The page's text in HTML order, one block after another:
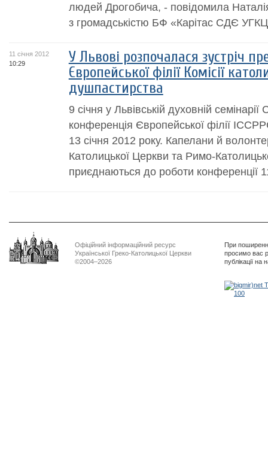
людей Дрогобича, - повідомила
з громадськістю БФ «Карітас СДЄ
11 січня 2012
10:29
У Львові розпочалася зустріч
Європейської філії Комісії
душпастирства
9 січня у Львівській духовній
конференція Європейської філії
13 січня 2012 року. Капелани й
Католицької Церкви та Римо-
приєднаються до роботи конференції
Офіційний інформаційний ресурс
Української Греко-Католицької Церкви
©2004–2026
При
просимо вас
публікації на